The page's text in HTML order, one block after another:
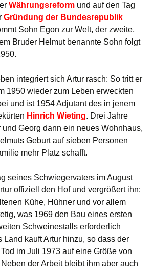
Währungsreform und auf den Tag
Gründung der Bundesrepublik
Sohn Egon zur Welt, der zweite,
Bruder Helmut benannte Sohn folgt
integriert sich Artur rasch: So tritt er
1950 wieder zum Leben erweckten
und ist 1954 Adjutant des in jenem
Hinrich Wieting. Drei Jahre
und Georg dann ein neues Wohnhaus,
Geburt auf sieben Personen
mehr Platz schafft.
seines Schwiegervaters im August
offiziell den Hof und vergrößert ihn:
Kühe, Hühner und vor allem
was 1969 den Bau eines ersten
Schweinestalls erforderlich
Land kauft Artur hinzu, so dass der
im Juli 1973 auf eine Größe von
der Arbeit bleibt ihm aber auch